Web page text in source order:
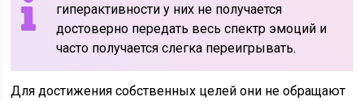
гиперактивности у них не получается
достоверно передать весь спектр эмоций и
часто получается слегка переигрывать.
Для достижения собственных целей они не обращают